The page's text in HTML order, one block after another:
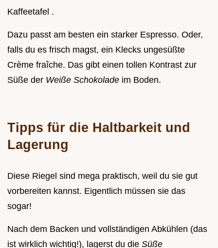
Kaffeetafel .
Dazu passt am besten ein starker Espresso. Oder,
falls du es frisch magst, ein Klecks ungesüßte
Crème fraîche. Das gibt einen tollen Kontrast zur
Süße der Weiße Schokolade im Boden.
Tipps für die Haltbarkeit und
Lagerung
Diese Riegel sind mega praktisch, weil du sie gut
vorbereiten kannst. Eigentlich müssen sie das
sogar!
Nach dem Backen und vollständigen Abkühlen (das
ist wirklich wichtig!), lagerst du die Süße